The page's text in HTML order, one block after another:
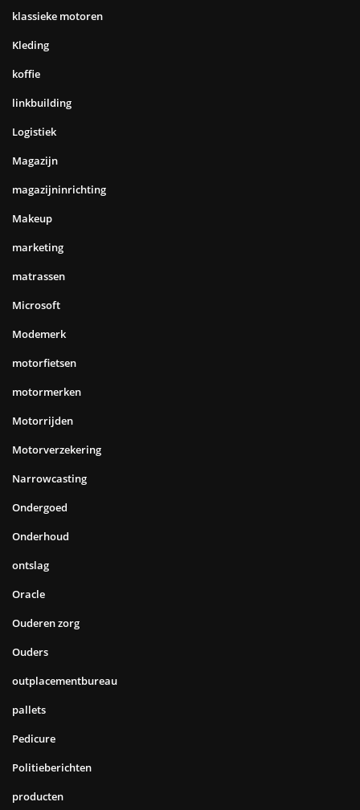
klassieke motoren
Kleding
koffie
linkbuilding
Logistiek
Magazijn
magazijninrichting
Makeup
marketing
matrassen
Microsoft
Modemerk
motorfietsen
motormerken
Motorrijden
Motorverzekering
Narrowcasting
Ondergoed
Onderhoud
ontslag
Oracle
Ouderen zorg
Ouders
outplacementbureau
pallets
Pedicure
Politieberichten
producten